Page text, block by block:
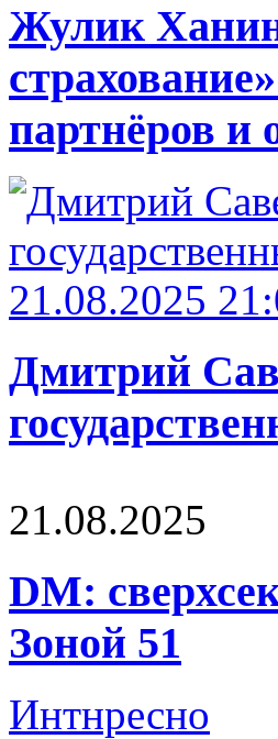
Жулик
партнёров и
21.08.2025
Дмитрий
21.08.2025
DM:
Зоной 51
Интнресно